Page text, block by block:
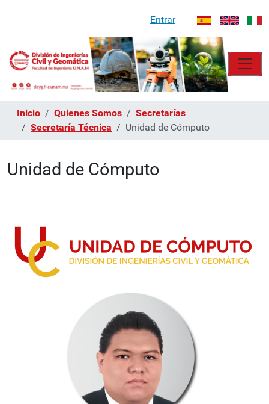
Entrar
Inicio Quienes Somos
Secretarías
Secretaría Técnica
Unidad de Cómputo
Unidad de Cómputo